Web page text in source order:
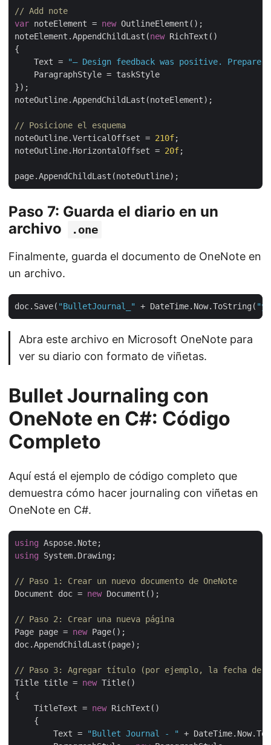
// Add note
var noteElement = new OutlineElement();
noteElement.AppendChildLast(new RichText()
{
    Text =
"– Design feedback was positive. Prepare
    ParagraphStyle = taskStyle
});
noteOutline.AppendChildLast(noteElement);
// Posicione el esquema
noteOutline.VerticalOffset = 210f;
noteOutline.HorizontalOffset = 20f;
Paso 7: Guarda el diario en un
archivo
.one
Finalmente, guarda el documento de OneNote en
un archivo.
doc.Save( "BulletJournal_" + DateTime.Now.ToString(
Abra este archivo en Microsoft OneNote para
ver su diario con formato de viñetas.
Bullet Journaling con
OneNote en C#: Código
Completo
Aquí está el ejemplo de código completo que
demuestra cómo hacer journaling con viñetas en
OneNote en C#.
using
using System.Drawing;
// Paso 1: Crear un nuevo documento de OneNote
Document doc = new Document();
// Paso 2: Crear una nueva página
Page page = new Page();
doc.AppendChildLast(page);
// Paso 3: Agregar título (por ejemplo, la fecha de
Title title = new Title()
{
    TitleText =
new RichText()
    {
        Text =
"Bullet Journal - "
+